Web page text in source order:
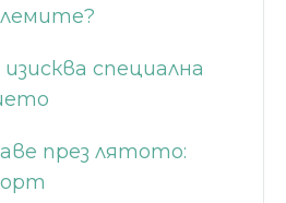
специална
през лятото: